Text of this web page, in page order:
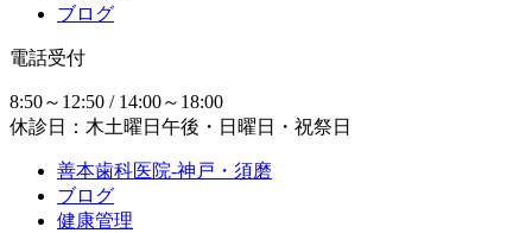
ブログ
電話受付
8:50～12:50 / 14:00～18:00
休診日：木土曜日午後・日曜日・祝祭日
善本歯科医院-神戸・須磨
ブログ
健康管理